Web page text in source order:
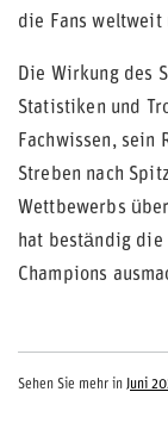
die Fans weltweit
Die Wirkung des
Statistiken und
Fachwissen, sein
Streben nach
Wettbewerbs
hat beständig die
Champions
Sehen Sie mehr in Juni